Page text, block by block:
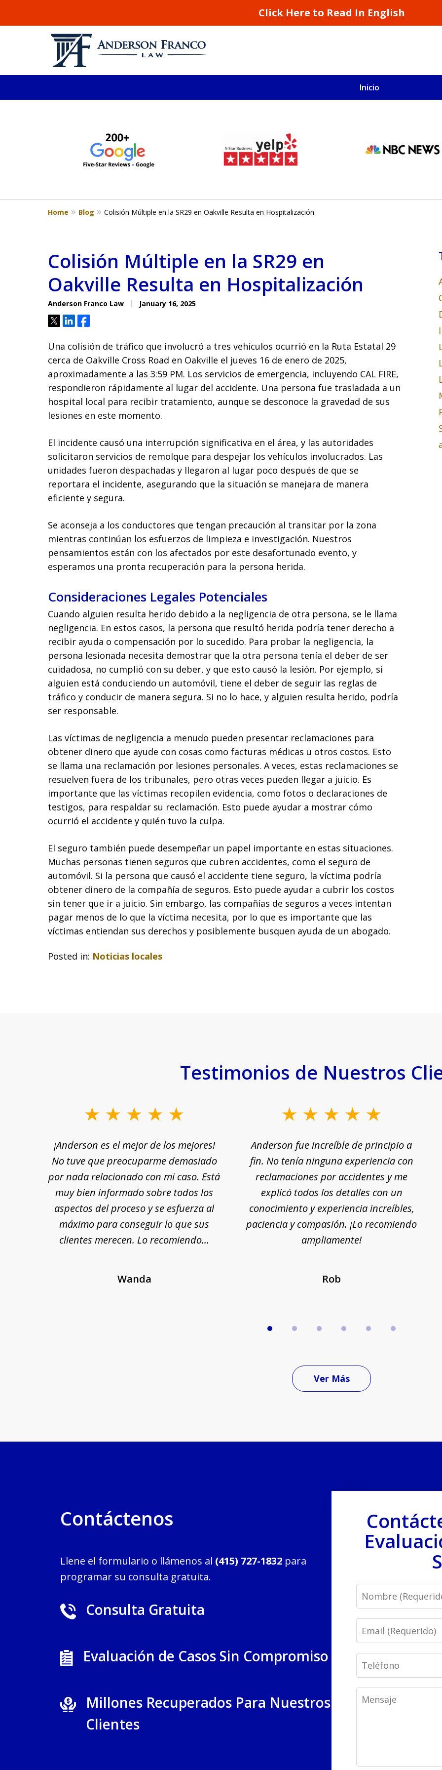
Click Here to Read In English
Inicio
Millones recuperados en el área de San Francisco y California
4
Home Blog Colisión Múltiple en la SR29 en Oakville Resulta en Hospitalización
Colisión Múltiple en la SR29 en
Oakville Resulta en Hospitalización
Anderson Franco Law January 16, 2025
TweetShareShare
Una colisión de tráfico que involucró a tres vehículos ocurrió en la Ruta Estatal 29
cerca de Oakville Cross Road en Oakville el jueves 16 de enero de 2025,
aproximadamente a las 3:59 PM. Los servicios de emergencia, incluyendo CAL FIRE,
respondieron rápidamente al lugar del accidente. Una persona fue trasladada a un
hospital local para recibir tratamiento, aunque se desconoce la gravedad de sus
lesiones en este momento.
El incidente causó una interrupción significativa en el área, y las autoridades
solicitaron servicios de remolque para despejar los vehículos involucrados. Las
unidades fueron despachadas y llegaron al lugar poco después de que se
reportara el incidente, asegurando que la situación se manejara de manera
eficiente y segura.
Se aconseja a los conductores que tengan precaución al transitar por la zona
mientras continúan los esfuerzos de limpieza e investigación. Nuestros
pensamientos están con los afectados por este desafortunado evento, y
esperamos una pronta recuperación para la persona herida.
Consideraciones Legales Potenciales
Cuando alguien resulta herido debido a la negligencia de otra persona, se le llama
negligencia. En estos casos, la persona que resultó herida podría tener derecho a
recibir ayuda o compensación por lo sucedido. Para probar la negligencia, la
persona lesionada necesita demostrar que la otra persona tenía el deber de ser
cuidadosa, no cumplió con su deber, y que esto causó la lesión. Por ejemplo, si
alguien está conduciendo un automóvil, tiene el deber de seguir las reglas de
tráfico y conducir de manera segura. Si no lo hace, y alguien resulta herido, podría
ser responsable.
Las víctimas de negligencia a menudo pueden presentar reclamaciones para
obtener dinero que ayude con cosas como facturas médicas u otros costos. Esto
se llama una reclamación por lesiones personales. A veces, estas reclamaciones se
resuelven fuera de los tribunales, pero otras veces pueden llegar a juicio. Es
importante que las víctimas recopilen evidencia, como fotos o declaraciones de
testigos, para respaldar su reclamación. Esto puede ayudar a mostrar cómo
ocurrió el accidente y quién tuvo la culpa.
El seguro también puede desempeñar un papel importante en estas situaciones.
Muchas personas tienen seguros que cubren accidentes, como el seguro de
automóvil. Si la persona que causó el accidente tiene seguro, la víctima podría
obtener dinero de la compañía de seguros. Esto puede ayudar a cubrir los costos
sin tener que ir a juicio. Sin embargo, las compañías de seguros a veces intentan
pagar menos de lo que la víctima necesita, por lo que es importante que las
víctimas entiendan sus derechos y posiblemente busquen ayuda de un abogado.
Posted in: Noticias locales
Testimonios de Nuestros
¡Anderson es el mejor de los mejores!
No tuve que preocuparme demasiado
por nada relacionado con mi caso. Está
muy bien informado sobre todos los
aspectos del proceso y se esfuerza al
máximo para conseguir lo que sus
clientes merecen. Lo recomiendo...
Wanda
Anderson fue increíble de principio a
fin. No tenía ninguna experiencia con
reclamaciones por accidentes y me
explicó todos los detalles con un
conocimiento y experiencia increíbles,
paciencia y compasión. ¡Lo recomiendo
ampliamente!
Rob
Ver Más
Contáctenos
Llene el formulario o llámenos al (415) 727-1832 para
programar su consulta gratuita.
Consulta Gratuita
Evaluación de Casos Sin Compromiso
Millones Recuperados Para Nuestros
Clientes
Name
Email
Phone
Message